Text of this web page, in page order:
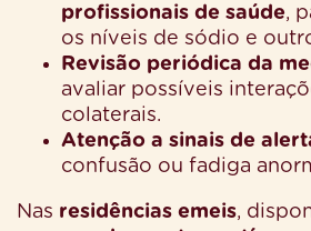
profissionais de saúde,
os níveis de sódio e
Revisão periódica da
avaliar possíveis
colaterais.
Atenção a sinais de
confusão ou fadiga
Nas residências emeis,